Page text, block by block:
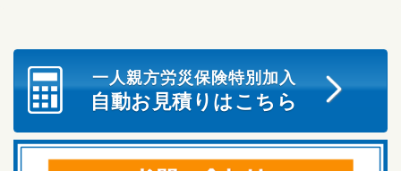
一人親方労災保険特別加入
自動お見積りはこちら